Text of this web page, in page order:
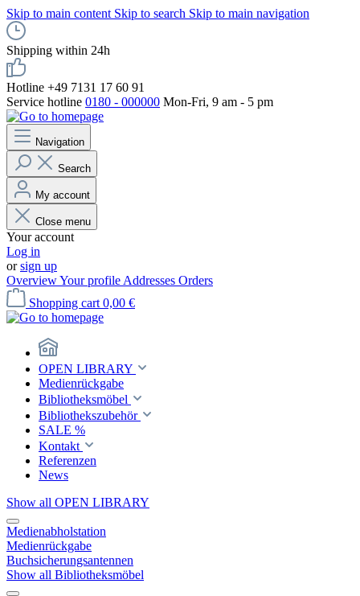
Skip to main content Skip to search Skip to main navigation
Shipping within 24h
Hotline +49 7131 17 60 91
Service hotline 0180 - 000000 Mon-Fri, 9 am - 5 pm
Navigation
Search
My account
Close menu
Your account
Log in
orsign up
OverviewYour profile Addresses Orders
Shopping cart 0,00 €
OPEN LIBRARY
Medienrückgabe
Bibliotheksmöbel
Bibliothekszubehör
SALE %
Kontakt
Referenzen
News
Show all OPEN LIBRARY
Medienabholstation
Medienrückgabe
Buchsicherungsantennen
Show all Bibliotheksmöbel